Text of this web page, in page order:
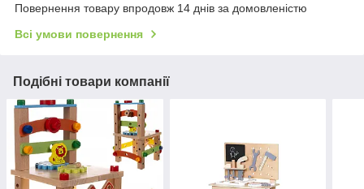
Повернення товару впродовж 14 днів за домовленістю
Всі умови повернення
Подібні товари компанії